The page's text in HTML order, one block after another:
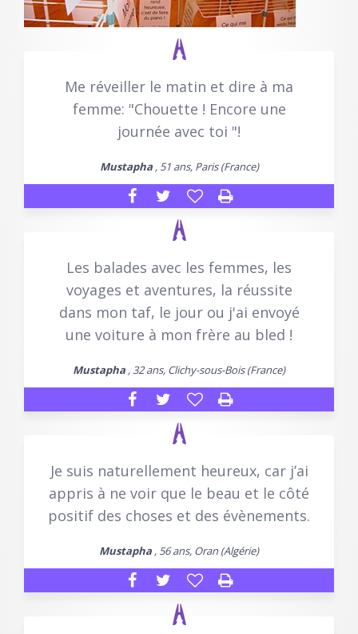
Me réveiller le matin et dire à ma
femme: "Chouette ! Encore une
journée avec toi "!
Mustapha, 51 ans, Paris (France)
Les balades avec les femmes, les
voyages et aventures, la réussite
dans mon taf, le jour ou j'ai envoyé
une voiture à mon frère au bled !
Mustapha , 32 ans, Clichy-sous-Bois (France)
Je suis naturellement heureux, car j’ai
appris à ne voir que le beau et le côté
positif des choses et des évènements.
Mustapha , 56 ans, Oran (Algérie)